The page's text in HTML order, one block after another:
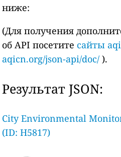
ниже:
(Для получения
об API посетите сайты
aqicn.org/json-api/doc/ ).
Результат JSON:
City Environmental
(ID: H5817)